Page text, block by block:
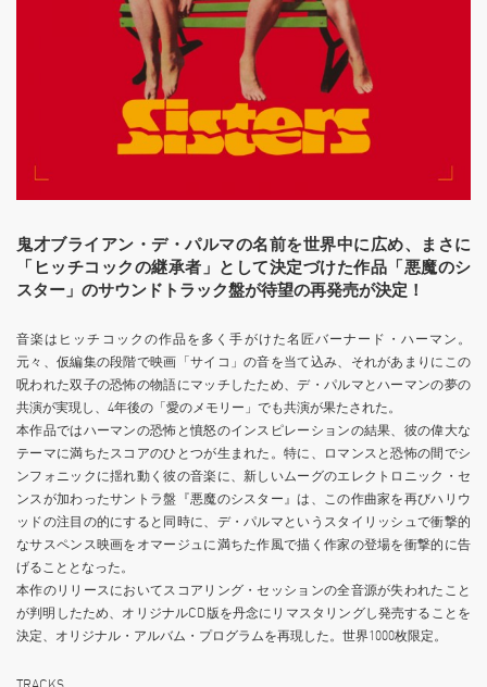
鬼才ブライアン・デ・パルマの名前を世界中に広め、まさに
「ヒッチコックの継承者」として決定づけた作品「悪魔のシ
スター」のサウンドトラック盤が待望の再発売が決定！
音楽はヒッチコックの作品を多く手がけた名匠バーナード・ハーマン。
元々、仮編集の段階で映画「サイコ」の音を当て込み、それがあまりにこの
呪われた双子の恐怖の物語にマッチしたため、デ・パルマとハーマンの夢の
共演が実現し、4年後の「愛のメモリー」でも共演が果たされた。
本作品ではハーマンの恐怖と憤怒のインスピレーションの結果、彼の偉大な
テーマに満ちたスコアのひとつが生まれた。特に、ロマンスと恐怖の間でシ
ンフォニックに揺れ動く彼の音楽に、新しいムーグのエレクトロニック・セ
ンスが加わったサントラ盤『悪魔のシスター』は、この作曲家を再びハリウ
ッドの注目の的にすると同時に、デ・パルマというスタイリッシュで衝撃的
なサスペンス映画をオマージュに満ちた作風で描く作家の登場を衝撃的に告
げることとなった。
本作のリリースにおいてスコアリング・セッションの全音源が失われたこと
が判明したため、オリジナルCD版を丹念にリマスタリングし発売することを
決定、オリジナル・アルバム・プログラムを再現した。世界1000枚限定。